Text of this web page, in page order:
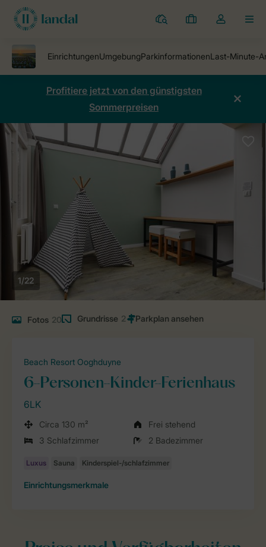
Ferienparks
Meine
Dropdown-
öffnen
Profitiere jetzt von den günstigsten
Sommerpreisen
1/22
Fotos 20 Grundrisse 2
Beach Resort Ooghduyne
6-Personen-Kinder-Ferienhaus
6LK
Circa 130 m²
Frei stehend
3 Schlafzimmer
2 Badezimmer
Einrichtungsmerkmale